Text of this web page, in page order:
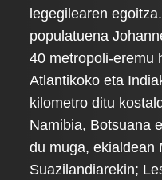
legegilearen
populatuena
40 metropoli-eremu
Atlantikoko eta
kilometro ditu
Namibia, Botsuana
du muga, ekialdean
Suazilandiarekin;